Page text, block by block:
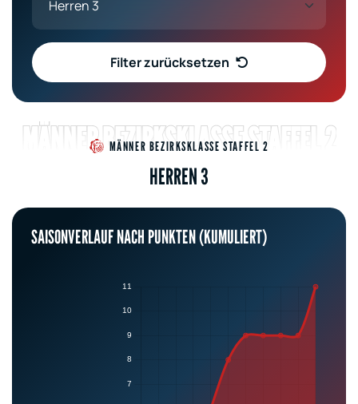
Filter zurücksetzen
MÄNNER BEZIRKSKLASSE STAFFEL 2
MÄNNER BEZIRKSKLASSE STAFFEL 2
HERREN 3
SAISONVERLAUF NACH PUNKTEN (KUMULIERT)